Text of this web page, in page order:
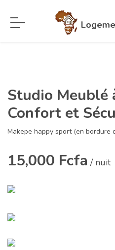
Studio Meublé
Confort et
Makepe happy sport (en bordure
15,000 Fcfa / nuit